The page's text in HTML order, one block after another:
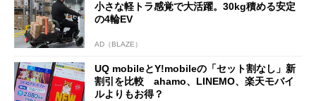
小さな軽トラ感覚で大活躍。30kg積める安定
の4輪EV
AD（BLAZE）
UQ mobileとY!mobileの「セット割なし」新
割引を比較 ahamo、LINEMO、楽天モバイ
ルよりもお得？